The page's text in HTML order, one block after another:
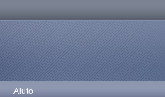
Aiuto